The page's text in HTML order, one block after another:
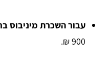
עבור השכרת מיניבוס
900 ₪.